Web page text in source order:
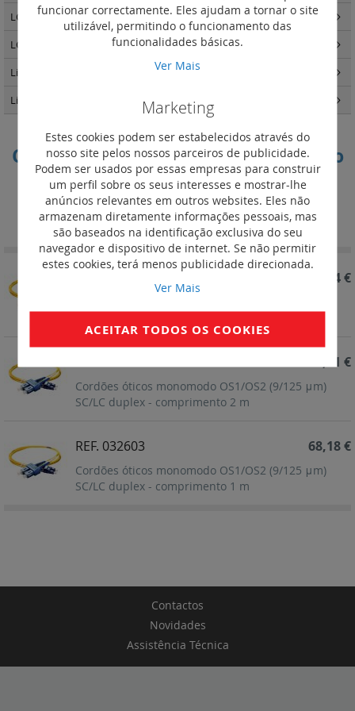
Cordões SC/LC duplex (revestimento
amarelo)
Ordenar por
Definir
Ordenação
52,74 €
Cordões óticos monomodo OS1/OS2 (9/125 μm)
SC/LC duplex - comprimento 2 m
72,71 €
REF. 032603
Cordões óticos monomodo OS1/OS2 (9/125 μm)
SC/LC duplex - comprimento 1 m
68,18 €
LCS3 quadros e armários(34)
LCS3 distribuição de energia(25)
Linkeo - Quadros e Armários
(87)
Linkeo C cobre
Contactos
Novidades
Assistência Técnica
funcionar correctamente. Eles ajudam a tornar o site
utilizável, permitindo o funcionamento das
funcionalidades básicas.
Ver Mais
Marketing
Estes cookies podem ser estabelecidos através do
nosso site pelos nossos parceiros de publicidade.
Podem ser usados por essas empresas para construir
um perfil sobre os seus interesses e mostrar-lhe
anúncios relevantes em outros websites. Eles não
armazenam diretamente informações pessoais, mas
são baseados na identificação exclusiva do seu
navegador e dispositivo de internet. Se não permitir
estes cookies, terá menos publicidade direcionada.
Ver Mais
ACEITAR TODOS OS COOKIES